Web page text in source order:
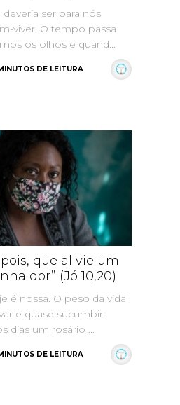
deveria ser para nós
viver. O tempo passa
os olhos e quand...
DE LEITURA
pois, que alivie um
dor” (Jó 10,20)
é nossa. O peso da vida
e quase sucumbir.
dias um rosário ...
DE LEITURA